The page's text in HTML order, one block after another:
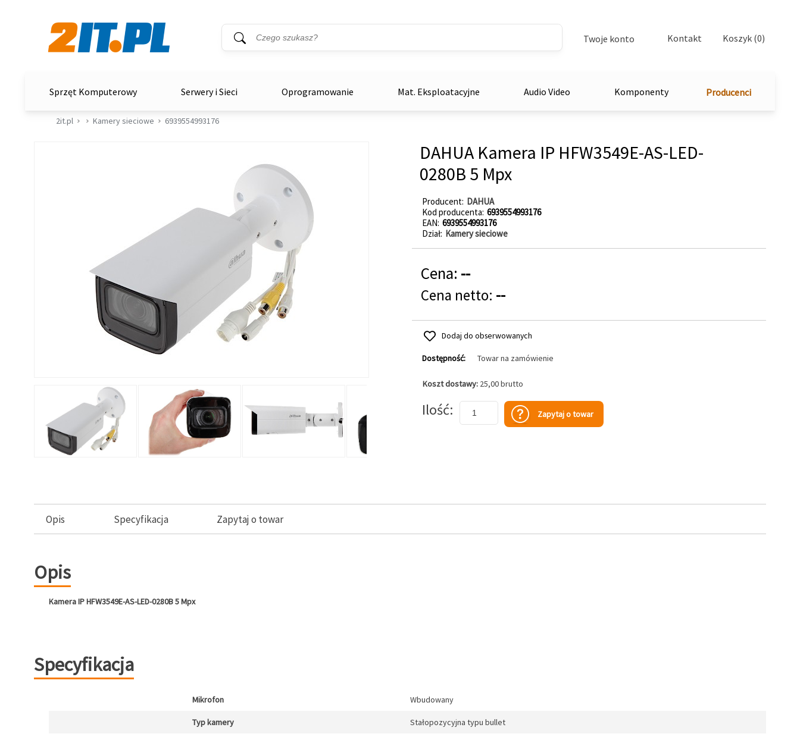
Wyszukiwarka
Słowo kluczowe
Twoje konto Kontakt Koszyk (0)
Sprzęt Komputerowy Serwery i Sieci Oprogramowanie Mat. Eksploatacyjne Audio Video Komponenty Producenci
2it.pl Kamery sieciowe 6939554993176
DAHUA Kamera IP HFW3549E-AS-LED-
0280B 5 Mpx
Producent DAHUA
Kod producenta 6939554993176
EAN 6939554993176
Dział Kamery sieciowe
Cena: --
Cena netto: --
Dodaj do obserwowanych
Dostępność: Towar na zamówienie
Koszt dostawy: 25,00 brutto
Ilość Zapytaj o towar
Opis Specyfikacja Zapytaj o towar
Opis
Kamera IP HFW3549E-AS-LED-0280B 5 Mpx
Specyfikacja
Mikrofon Wbudowany
Typ kamery Stałopozycyjna typu bullet